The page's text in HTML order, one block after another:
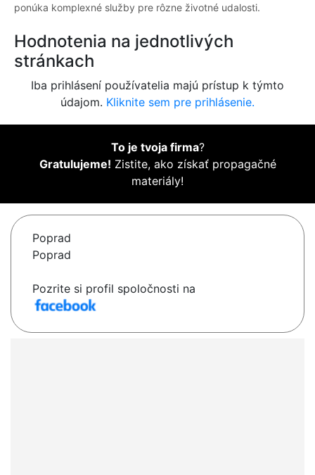
ponúka komplexné služby pre rôzne životné udalosti.
Hodnotenia na jednotlivých
stránkach
Iba prihlásení používatelia majú prístup k týmto
údajom. Kliknite sem pre prihlásenie.
To je tvoja firma?
Gratulujeme! Zistite, ako získať propagačné
materiály!
Poprad
Poprad
Pozrite si profil spoločnosti na